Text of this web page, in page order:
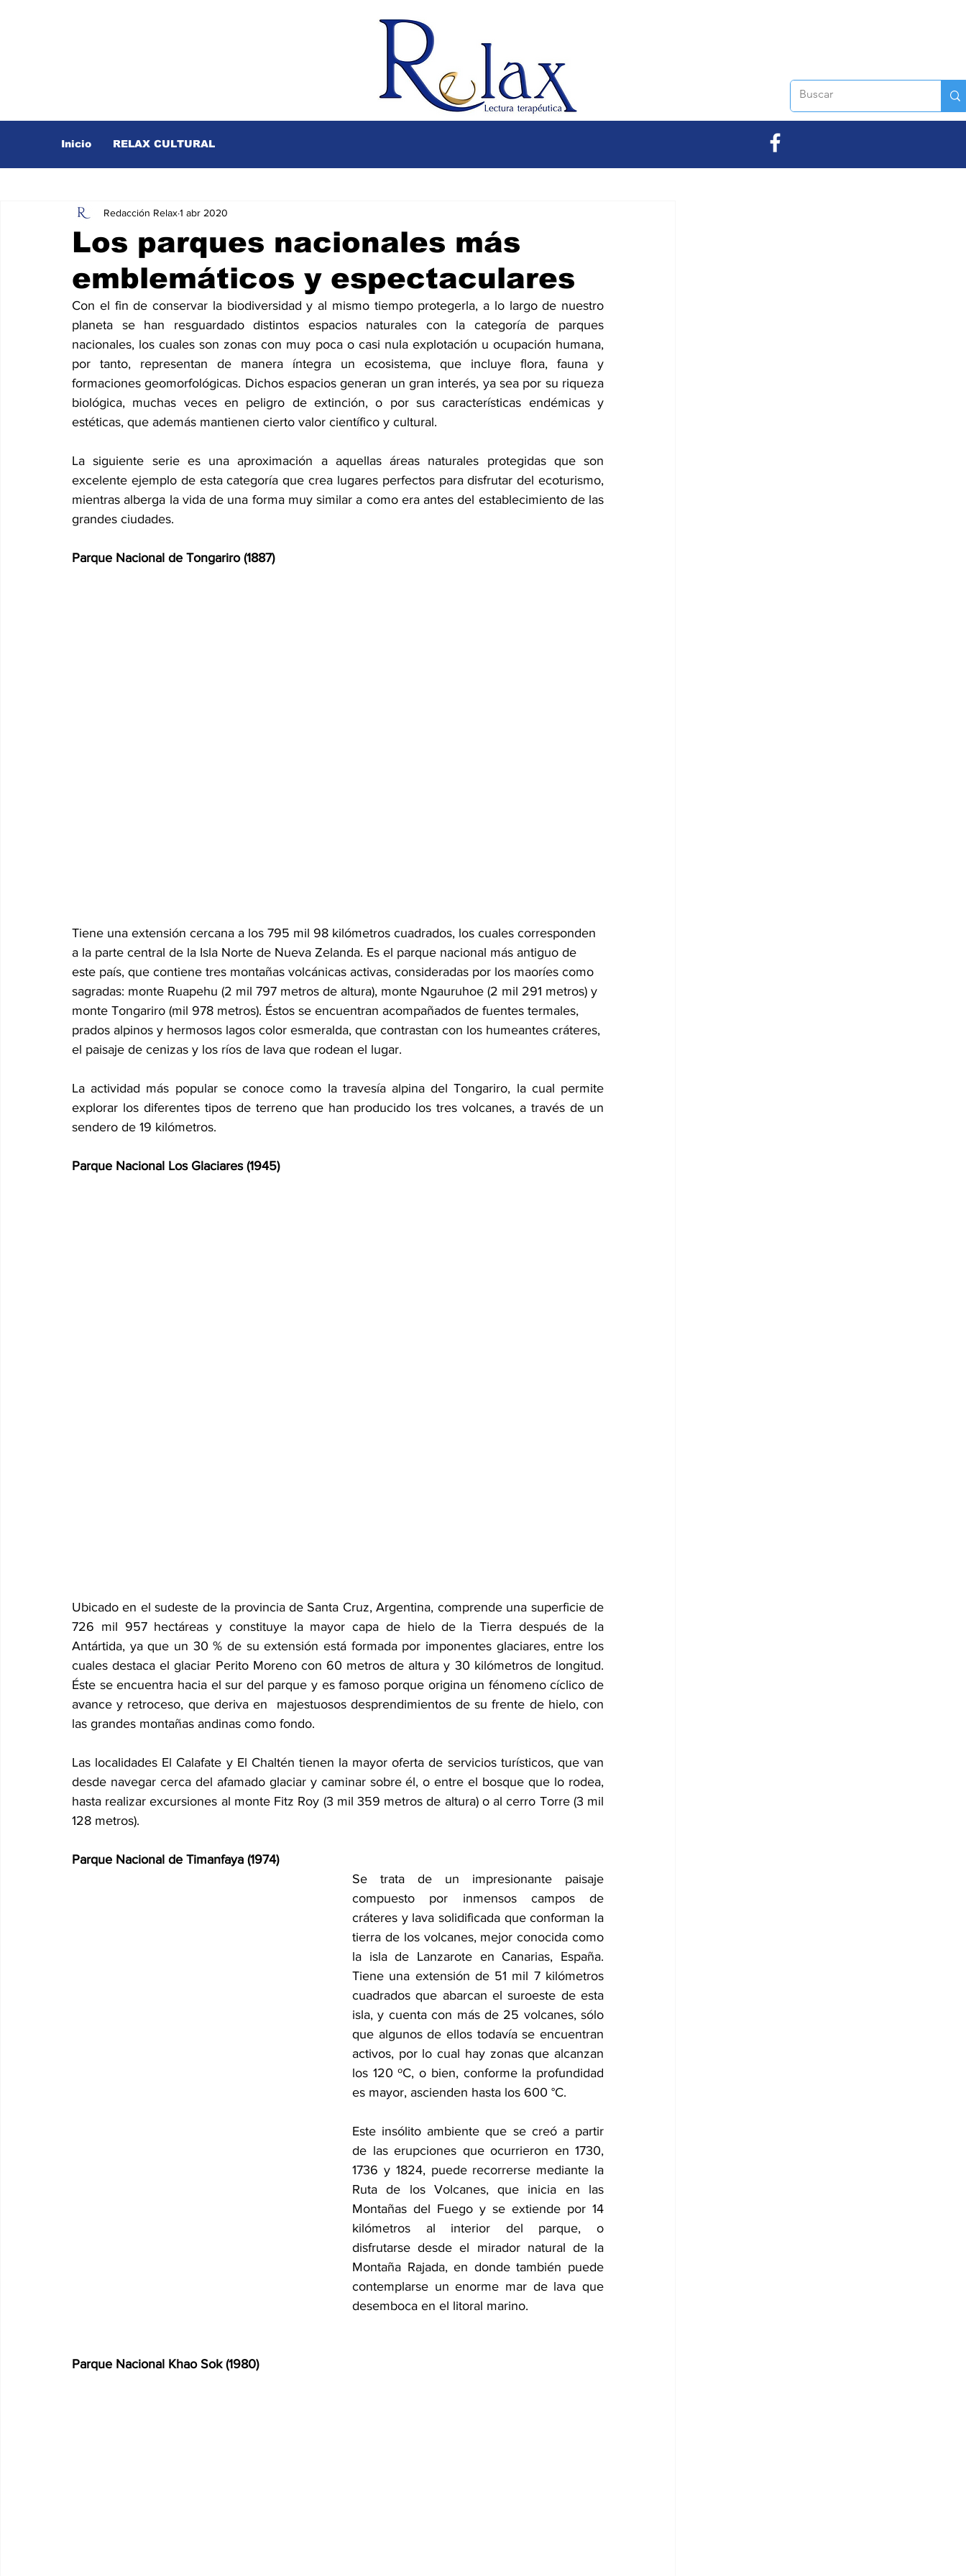
Inicio RELAX CULTURAL
Los parques nacionales más
emblemáticos y espectaculares
Redacción Relax1 abr 2020
Con el fin de conservar la biodiversidad y al mismo tiempo protegerla, a lo largo de nuestro
planeta se han resguardado distintos espacios naturales con la categoría de parques
nacionales, los cuales son zonas con muy poca o casi nula explotación u ocupación humana,
por tanto, representan de manera íntegra un ecosistema, que incluye flora, fauna y
formaciones geomorfológicas. Dichos espacios generan un gran interés, ya sea por su riqueza
biológica, muchas veces en peligro de extinción, o por sus características endémicas y
estéticas, que además mantienen cierto valor científico y cultural.
La siguiente serie es una aproximación a aquellas áreas naturales protegidas que son
excelente ejemplo de esta categoría que crea lugares perfectos para disfrutar del ecoturismo,
mientras alberga la vida de una forma muy similar a como era antes del establecimiento de las
grandes ciudades.
Parque Nacional de Tongariro (1887)
Tiene una extensión cercana a los 795 mil 98 kilómetros cuadrados, los cuales corresponden
a la parte central de la Isla Norte de Nueva Zelanda. Es el parque nacional más antiguo de
este país, que contiene tres montañas volcánicas activas, consideradas por los maoríes como
sagradas: monte Ruapehu (2 mil 797 metros de altura), monte Ngauruhoe (2 mil 291 metros) y
monte Tongariro (mil 978 metros). Éstos se encuentran acompañados de fuentes termales,
prados alpinos y hermosos lagos color esmeralda, que contrastan con los humeantes cráteres,
el paisaje de cenizas y los ríos de lava que rodean el lugar.
La actividad más popular se conoce como la travesía alpina del Tongariro, la cual permite
explorar los diferentes tipos de terreno que han producido los tres volcanes, a través de un
sendero de 19 kilómetros.
Parque Nacional Los Glaciares (1945)
Ubicado en el sudeste de la provincia de Santa Cruz, Argentina, comprende una superficie de
726 mil 957 hectáreas y constituye la mayor capa de hielo de la Tierra después de la
Antártida, ya que un 30 % de su extensión está formada por imponentes glaciares, entre los
cuales destaca el glaciar Perito Moreno con 60 metros de altura y 30 kilómetros de longitud.
Éste se encuentra hacia el sur del parque y es famoso porque origina un fénomeno cíclico de
avance y retroceso, que deriva en  majestuosos desprendimientos de su frente de hielo, con
las grandes montañas andinas como fondo.
Las localidades El Calafate y El Chaltén tienen la mayor oferta de servicios turísticos, que van
desde navegar cerca del afamado glaciar y caminar sobre él, o entre el bosque que lo rodea,
hasta realizar excursiones al monte Fitz Roy (3 mil 359 metros de altura) o al cerro Torre (3 mil
128 metros).
Parque Nacional de Timanfaya (1974)
Se trata de un impresionante paisaje
compuesto por inmensos campos de
cráteres y lava solidificada que conforman la
tierra de los volcanes, mejor conocida como
la isla de Lanzarote en Canarias, España.
Tiene una extensión de 51 mil 7 kilómetros
cuadrados que abarcan el suroeste de esta
isla, y cuenta con más de 25 volcanes, sólo
que algunos de ellos todavía se encuentran
activos, por lo cual hay zonas que alcanzan
los 120 ºC, o bien, conforme la profundidad
es mayor, ascienden hasta los 600 °C.
Este insólito ambiente que se creó a partir
de las erupciones que ocurrieron en 1730,
1736 y 1824, puede recorrerse mediante la
Ruta de los Volcanes, que inicia en las
Montañas del Fuego y se extiende por 14
kilómetros al interior del parque, o
disfrutarse desde el mirador natural de la
Montaña Rajada, en donde también puede
contemplarse un enorme mar de lava que
desemboca en el litoral marino.
Parque Nacional Khao Sok (1980)